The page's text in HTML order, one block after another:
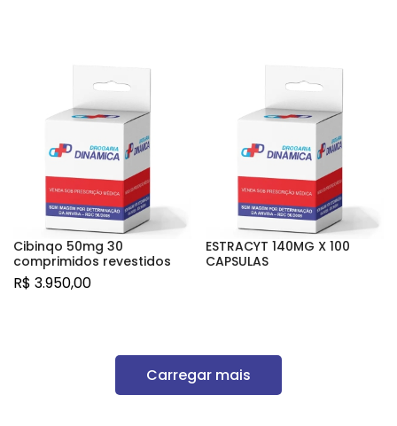
Cibinqo 50mg 30
comprimidos revestidos
R$ 3.950,00
ESTRACYT 140MG X 100
CAPSULAS
Carregar mais